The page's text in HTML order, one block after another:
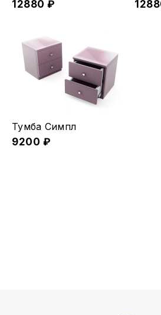
12880 ₽
Тумба Симпл
9200 ₽